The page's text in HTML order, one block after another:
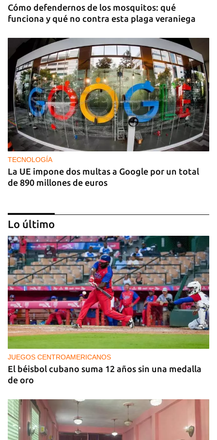
Cómo defendernos de los mosquitos: qué
funciona y qué no contra esta plaga veraniega
TECNOLOGÍA
La UE impone dos multas a Google por un total
de 890 millones de euros
IA
China lanza una organización internacional de
gobernanza de la IA con 29 países, entre ellos
Cuba
Lo último
JUEGOS CENTROAMERICANOS
El béisbol cubano suma 12 años sin una medalla
de oro